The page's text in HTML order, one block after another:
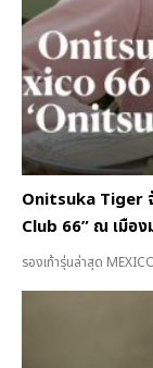
Onitsuka Tiger
Club 66” ณ เมือง
รองเท้ารุ่นล่าสุด